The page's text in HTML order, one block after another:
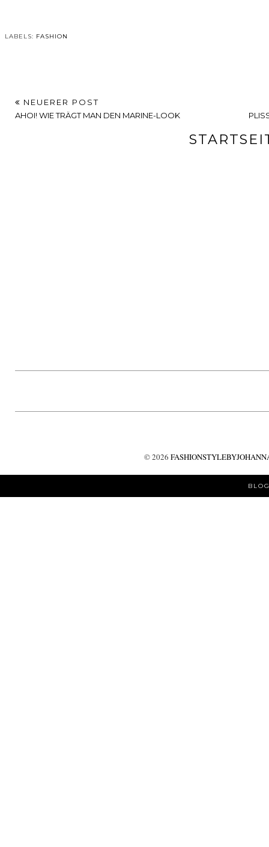
LABELS: FASHION
NEUERER POST
AHOI! WIE TRÄGT MAN DEN MARINE-LOOK
©2026